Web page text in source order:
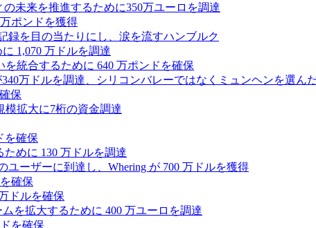
未来を推進するために350万ユーロを調達
ポンドを獲得
録を目の当たりにし、涙を流すハンブルク
1,070 万ドルを調達
統合するために 640 万ポンドを確保
万ドルを調達、シリコンバレーではなくミュンヘンを選ん
保
模拡大に7桁の資金調達
を確保
めに 130 万ドルを調達
ーザーに到達し、Whering が 700 万ドルを獲得
確保
ドルを確保
を拡大するために 400 万ユーロを調達
を確保